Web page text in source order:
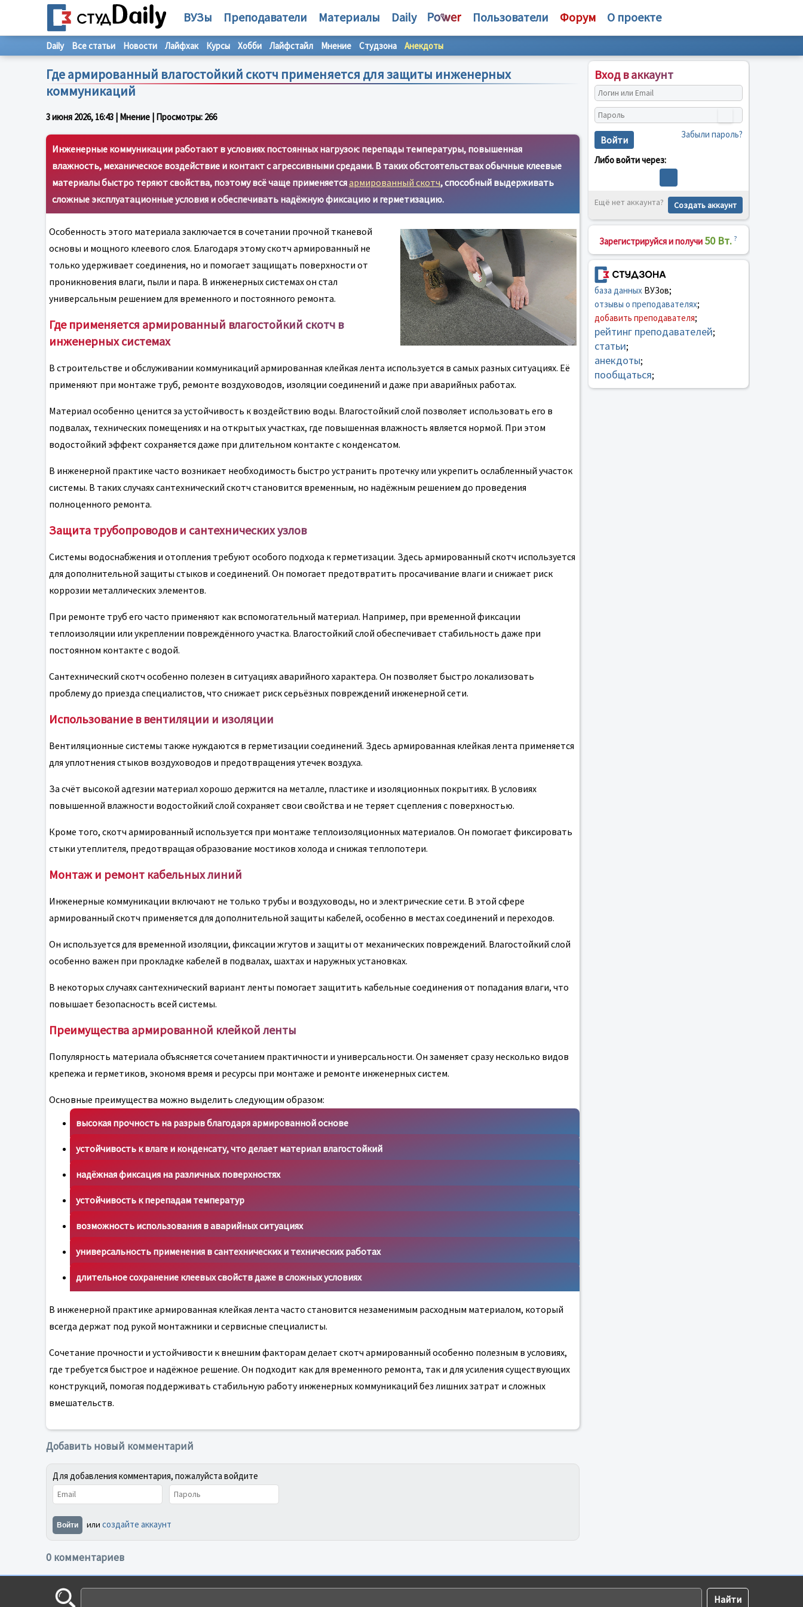
ВУЗы Преподаватели Материалы Daily Пользователи Форум О проекте
Где армированный влагостойкий скотч применяется для защиты инженерных
коммуникаций
3 июня 2026, 16:43 | Мнение | Просмотры: 266
Daily Все статьи Новости Лайфхак Курсы Хобби Лайфстайл Мнение Студзона Анекдоты
Инженерные коммуникации работают в условиях постоянных нагрузок: перепады температуры, повышенная
влажность, механическое воздействие и контакт с агрессивными средами. В таких обстоятельствах обычные клеевые
материалы быстро теряют свойства, поэтому всё чаще применяетсяармированный скотч, способный выдерживать
сложные эксплуатационные условия и обеспечивать надёжную фиксацию и герметизацию.
Особенность этого материала заключается в сочетании прочной тканевой
основы и мощного клеевого слоя. Благодаря этому скотч армированный не
только удерживает соединения, но и помогает защищать поверхности от
проникновения влаги, пыли и пара. В инженерных системах он стал
универсальным решением для временного и постоянного ремонта.
Где применяется армированный влагостойкий скотч в
инженерных системах
В строительстве и обслуживании коммуникаций армированная клейкая лента используется в самых разных ситуациях. Её
применяют при монтаже труб, ремонте воздуховодов, изоляции соединений и даже при аварийных работах.
Материал особенно ценится за устойчивость к воздействию воды. Влагостойкий слой позволяет использовать его в
подвалах, технических помещениях и на открытых участках, где повышенная влажность является нормой. При этом
водостойкий эффект сохраняется даже при длительном контакте с конденсатом.
В инженерной практике часто возникает необходимость быстро устранить протечку или укрепить ослабленный участок
системы. В таких случаях сантехнический скотч становится временным, но надёжным решением до проведения
полноценного ремонта.
Защита трубопроводов и сантехнических узлов
Системы водоснабжения и отопления требуют особого подхода к герметизации. Здесь армированный скотч используется
для дополнительной защиты стыков и соединений. Он помогает предотвратить просачивание влаги и снижает риск
коррозии металлических элементов.
При ремонте труб его часто применяют как вспомогательный материал. Например, при временной фиксации
теплоизоляции или укреплении повреждённого участка. Влагостойкий слой обеспечивает стабильность даже при
постоянном контакте с водой.
Сантехнический скотч особенно полезен в ситуациях аварийного характера. Он позволяет быстро локализовать
проблему до приезда специалистов, что снижает риск серьёзных повреждений инженерной сети.
Использование в вентиляции и изоляции
Вентиляционные системы также нуждаются в герметизации соединений. Здесь армированная клейкая лента применяется
для уплотнения стыков воздуховодов и предотвращения утечек воздуха.
За счёт высокой адгезии материал хорошо держится на металле, пластике и изоляционных покрытиях. В условиях
повышенной влажности водостойкий слой сохраняет свои свойства и не теряет сцепления с поверхностью.
Кроме того, скотч армированный используется при монтаже теплоизоляционных материалов. Он помогает фиксировать
стыки утеплителя, предотвращая образование мостиков холода и снижая теплопотери.
Монтаж и ремонт кабельных линий
Инженерные коммуникации включают не только трубы и воздуховоды, но и электрические сети. В этой сфере
армированный скотч применяется для дополнительной защиты кабелей, особенно в местах соединений и переходов.
Он используется для временной изоляции, фиксации жгутов и защиты от механических повреждений. Влагостойкий слой
особенно важен при прокладке кабелей в подвалах, шахтах и наружных установках.
В некоторых случаях сантехнический вариант ленты помогает защитить кабельные соединения от попадания влаги, что
повышает безопасность всей системы.
Преимущества армированной клейкой ленты
Популярность материала объясняется сочетанием практичности и универсальности. Он заменяет сразу несколько видов
крепежа и герметиков, экономя время и ресурсы при монтаже и ремонте инженерных систем.
Основные преимущества можно выделить следующим образом:
высокая прочность на разрыв благодаря армированной основе
устойчивость к влаге и конденсату, что делает материал влагостойкий
надёжная фиксация на различных поверхностях
устойчивость к перепадам температур
возможность использования в аварийных ситуациях
универсальность применения в сантехнических и технических работах
длительное сохранение клеевых свойств даже в сложных условиях
В инженерной практике армированная клейкая лента часто становится незаменимым расходным материалом, который
всегда держат под рукой монтажники и сервисные специалисты.
Сочетание прочности и устойчивости к внешним факторам делает скотч армированный особенно полезным в условиях,
где требуется быстрое и надёжное решение. Он подходит как для временного ремонта, так и для усиления существующих
конструкций, помогая поддерживать стабильную работу инженерных коммуникаций без лишних затрат и сложных
вмешательств.
Добавить новый комментарий
Для добавления комментария, пожалуйста войдите
Войти или создайте аккаунт
0 комментариев
Вход в аккаунт
Войти Забыли пароль?
Либо войти через:
Ещё нет аккаунта? Создать аккаунт
Зарегистрируйся и получи 50 Вт. ?
база данныхВУЗов;
отзывы о преподавателях;
добавить преподавателя;
рейтинг преподавателей;
статьи;
анекдоты;
пообщаться;